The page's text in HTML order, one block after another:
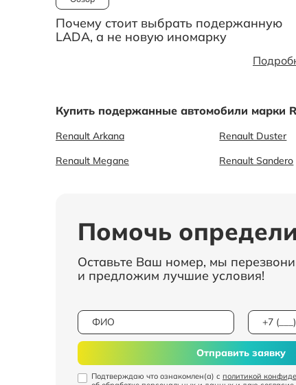
Почему стоит выбрать подержанную
LADA, а не новую иномарку
Купить подержанные автомобили марки
Renault Arkana Renault Duster
Renault Megane
Renault Sandero
Помочь
Оставьте Ваш номер, мы
и предложим лучшие условия!
Подтверждаю что ознакомлен(а) с политикой
Отправить заявку